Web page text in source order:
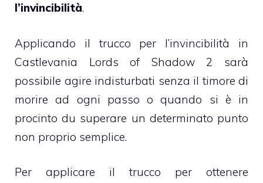
l’invincibilità.
Applicando il trucco per l’invincibilità in
Castlevania Lords of Shadow 2 sarà
possibile agire indisturbati senza il timore di
morire ad ogni passo o quando si è in
procinto du superare un determinato punto
non proprio semplice.
Per applicare il trucco per ottenere